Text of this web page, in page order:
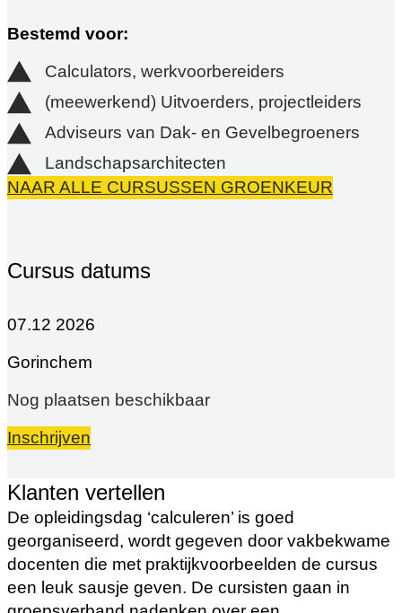
Bestemd voor:
Calculators, werkvoorbereiders
(meewerkend) Uitvoerders, projectleiders
Adviseurs van Dak- en Gevelbegroeners
Landschapsarchitecten
NAAR ALLE CURSUSSEN GROENKEUR
Cursus datums
07.12 2026
Gorinchem
Nog plaatsen beschikbaar
Inschrijven
Klanten vertellen
De opleidingsdag ‘calculeren’ is goed
georganiseerd, wordt gegeven door vakbekwame
docenten die met praktijkvoorbeelden de cursus
een leuk sausje geven. De cursisten gaan in